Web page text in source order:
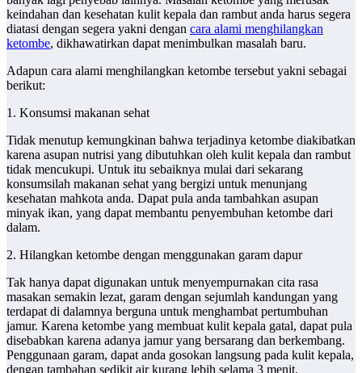
keindahan dan kesehatan kulit kepala dan rambut anda harus segera
diatasi dengan segera yakni dengan cara alami menghilangkan
ketombe, dikhawatirkan dapat menimbulkan masalah baru.
Adapun cara alami menghilangkan ketombe tersebut yakni sebagai
berikut:
1. Konsumsi makanan sehat
Tidak menutup kemungkinan bahwa terjadinya ketombe diakibatkan
karena asupan nutrisi yang dibutuhkan oleh kulit kepala dan rambut
tidak mencukupi. Untuk itu sebaiknya mulai dari sekarang
konsumsilah makanan sehat yang bergizi untuk menunjang
kesehatan mahkota anda. Dapat pula anda tambahkan asupan
minyak ikan, yang dapat membantu penyembuhan ketombe dari
dalam.
2. Hilangkan ketombe dengan menggunakan garam dapur
Tak hanya dapat digunakan untuk menyempurnakan cita rasa
masakan semakin lezat, garam dengan sejumlah kandungan yang
terdapat di dalamnya berguna untuk menghambat pertumbuhan
jamur. Karena ketombe yang membuat kulit kepala gatal, dapat pula
disebabkan karena adanya jamur yang bersarang dan berkembang.
Penggunaan garam, dapat anda gosokan langsung pada kulit kepala,
dengan tambahan sedikit air kurang lebih selama 3 menit.